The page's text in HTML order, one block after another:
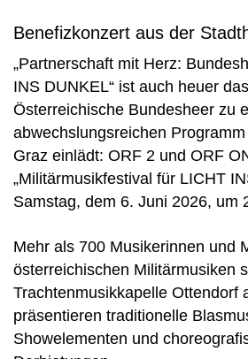
Benefizkonzert aus der
„Partnerschaft mit Herz:
INS DUNKEL“ ist auch heuer
Österreichische Bundesheer zu
abwechslungsreichen
Graz einlädt: ORF 2 und ORF
„Militärmusikfestival für LICHT
Samstag, dem 6. Juni 2026, um
Mehr als 700 Musikerinnen und
österreichischen Militärmusiken
Trachtenmusikkapelle Ottendorf
präsentieren traditionelle
Showelementen und